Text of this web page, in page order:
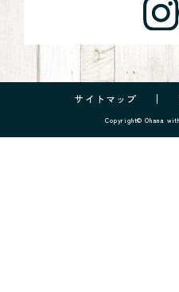
サイトマップ
Copyright© Ohana